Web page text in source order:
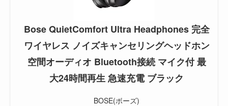
Bose QuietComfort Ultra Headphones 完全
ワイヤレス ノイズキャンセリングヘッドホン
空間オーディオ Bluetooth接続 マイク付 最
大24時間再生 急速充電 ブラック
BOSE(ボーズ)